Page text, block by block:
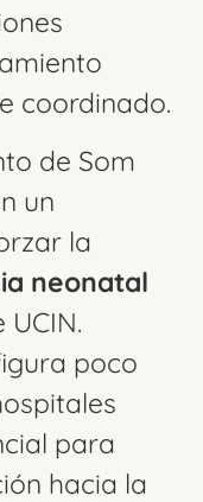
coordinado.
de Som
un
la
neonatal
poco
para
hacia la